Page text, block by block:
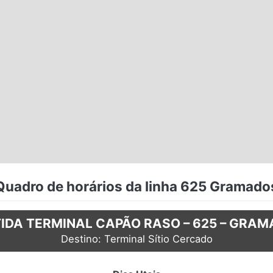
de horários da linha 625
TERMINAL CAPÃO RASO – 625 –
Destino: Terminal Sítio Cercado